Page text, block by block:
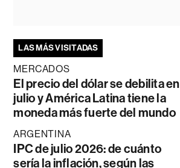
LAS MÁS VISITADAS
MERCADOS
El precio del dólar se debilita en
julio y América Latina tiene la
moneda más fuerte del mundo
ARGENTINA
IPC de julio 2026: de cuánto
sería la inflación, según las